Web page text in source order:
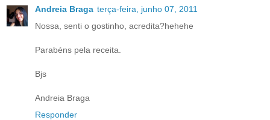
Andreia Braga terça-feira, junho 07, 2011
Nossa, senti o gostinho, acredita?hehehe
Parabéns pela receita.
Bjs
Andreia Braga
Responder